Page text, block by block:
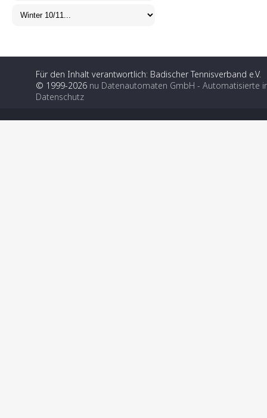
Für den Inhalt verantwortlich: Badischer Tennisverband e.V.
© 1999-2026 nu Datenautomaten GmbH - Automatisierte
Datenschutz